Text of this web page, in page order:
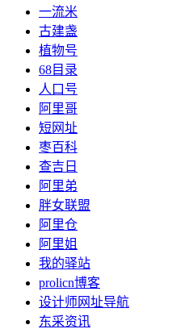
一流米
古建盏
植物号
68目录
人口号
阿里哥
短网址
枣百科
查吉日
阿里弟
胖女联盟
阿里仓
阿里姐
我的驿站
prolicn博客
设计师网址导航
东采资讯